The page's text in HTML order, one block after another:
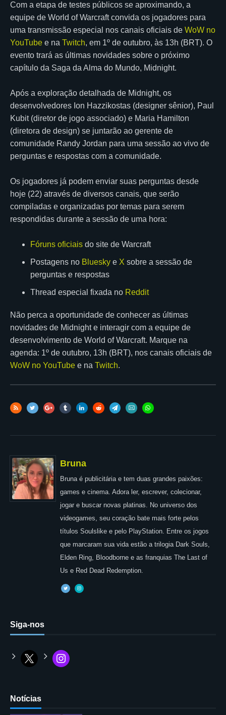
Com a etapa de testes públicos se aproximando, a
equipe de World of Warcraft convida os jogadores para
uma transmissão especial nos canais oficiais de WoW no
YouTube e na Twitch, em 1º de outubro, às 13h (BRT). O
evento trará as últimas novidades sobre o próximo
capítulo da Saga da Alma do Mundo, Midnight.
Após a exploração detalhada de Midnight, os
desenvolvedores Ion Hazzikostas (designer sênior), Paul
Kubit (diretor de jogo associado) e Maria Hamilton
(diretora de design) se juntarão ao gerente de
comunidade Randy Jordan para uma sessão ao vivo de
perguntas e respostas com a comunidade.
Os jogadores já podem enviar suas perguntas desde
hoje (22) através de diversos canais, que serão
compiladas e organizadas por temas para serem
respondidas durante a sessão de uma hora:
Fóruns oficiais do site de Warcraft
Postagens no Bluesky e X sobre a sessão de
perguntas e respostas
Thread especial fixada no Reddit
Não perca a oportunidade de conhecer as últimas
novidades de Midnight e interagir com a equipe de
desenvolvimento de World of Warcraft. Marque na
agenda: 1º de outubro, 13h (BRT), nos canais oficiais de
WoW no YouTube e na Twitch.
Bruna
Bruna é publicitária e tem duas grandes paixões:
games e cinema. Adora ler, escrever, colecionar,
jogar e buscar novas platinas. No universo dos
videogames, seu coração bate mais forte pelos
títulos Soulslike e pelo PlayStation. Entre os jogos
que marcaram sua vida estão a trilogia Dark Souls,
Elden Ring, Bloodborne e as franquias The Last of
Us e Red Dead Redemption.
Siga-nos
Notícias